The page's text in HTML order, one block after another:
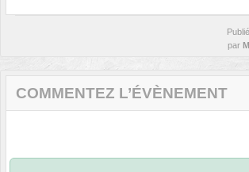
par
COMMENTEZ L’ÉVÈNEMENT